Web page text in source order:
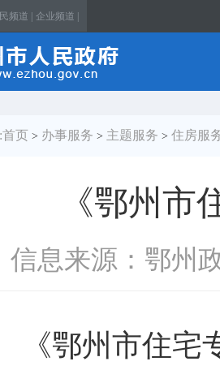
频道 | 企业频道 |
首页 > 办事服务 > 主题服务 > 住房服
《鄂州
信息来源：鄂州
鄂州市住宅专